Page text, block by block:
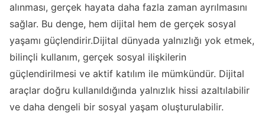
alınması, gerçek hayata daha fazla zaman ayrılmasını
sağlar. Bu denge, hem dijital hem de gerçek sosyal
yaşamı güçlendirir.Dijital dünyada yalnızlığı yok etmek,
bilinçli kullanım, gerçek sosyal ilişkilerin
güçlendirilmesi ve aktif katılım ile mümkündür. Dijital
araçlar doğru kullanıldığında yalnızlık hissi azaltılabilir
ve daha dengeli bir sosyal yaşam oluşturulabilir.